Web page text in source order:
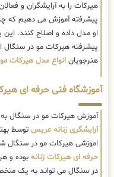
هیرکات را به آرایشگران و
پیشرفته آموزش می دهیم که
او مدل داده و اصلاح کنند.
پیشرفته هیرکات مو در
هنرجویان انواع مدل هیرکات مو
آموزشگاه فنی حرفه ای
آموزش هیرکات مو در سنگال
آرایشگری زنانه عریس توسط
اموزشی هیرکات مو در سنگال
حرفه ای هیرکات زنانه بوده و
در سنگال می تواند به یک